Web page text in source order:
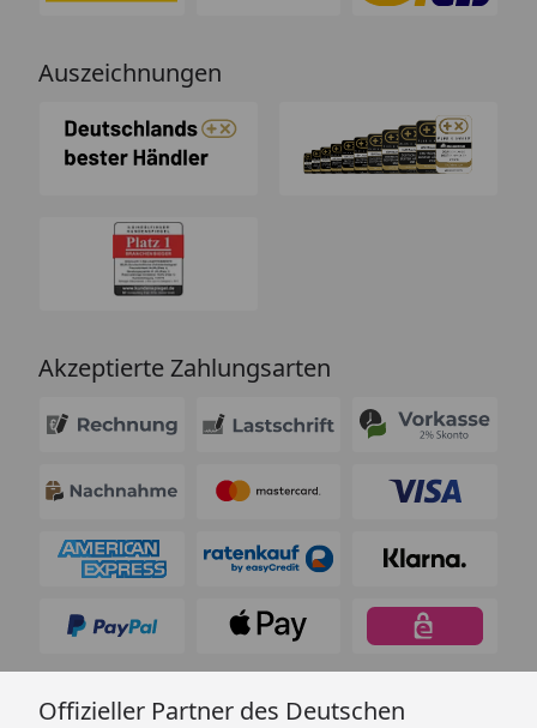
Auszeichnungen
Akzeptierte Zahlungsarten
Offizieller Partner des Deutschen